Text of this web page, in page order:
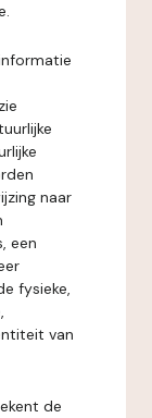
naar
een
fysieke,
van
de